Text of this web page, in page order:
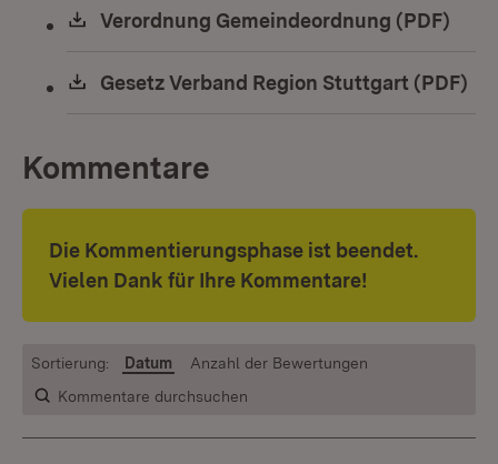
Download:
Verordnung Gemeindeordnung (PDF)
Download:
Gesetz Verband Region Stuttgart (PDF)
Kommentare
Die Kommentierungsphase ist beendet.
Vielen Dank für Ihre Kommentare!
Kommentare durchsuchen
Sortierung: Datum Anzahl der Bewertungen